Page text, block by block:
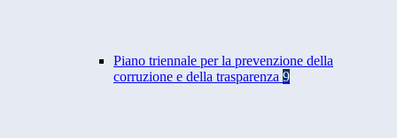
Piano triennale per la prevenzione della
corruzione e della trasparenza 9